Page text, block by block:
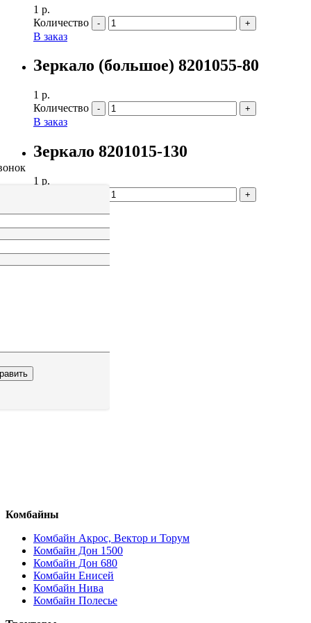
1 р.
Количество
В заказ
Зеркало (большое) 8201055-80
1 р.
Количество
В заказ
Зеркало 8201015-130
1 р.
1
2
3
4
Комбайны
Комбайн Акрос, Вектор и Торум
Комбайн Дон 1500
Комбайн Дон 680
Комбайн Енисей
Комбайн Нива
Комбайн Полесье